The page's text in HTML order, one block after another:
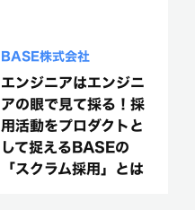
BASE株式会社
エンジニアはエンジニ
アの眼で見て採る！採
用活動をプロダクトと
して捉えるBASEの
「スクラム採用」とは